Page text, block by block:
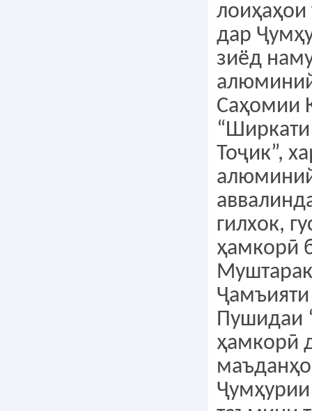
лоиҳаҳои
дар
зиёд
Саҳомии
Тоҷик”,
гилхок,
ҳамкорӣ
Пушидаи
ҳамкорӣ